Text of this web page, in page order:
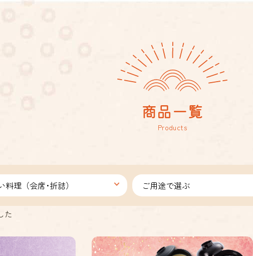
商品一覧
Products
た